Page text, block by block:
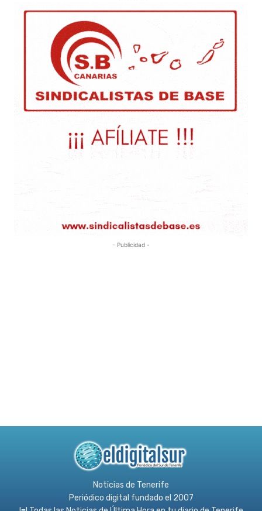
- Publicidad -
Noticias de Tenerife
Periódico digital fundado el 2007